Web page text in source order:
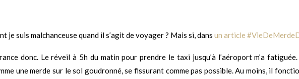
je suis malchanceuse quand il s’agit de voyager ? Mais si, dans un article
donc. Le réveil à 5h du matin pour prendre le taxi jusqu’à l’aéroport m’a
une merde sur le sol goudronné, se fissurant comme pas possible. Au moins, il